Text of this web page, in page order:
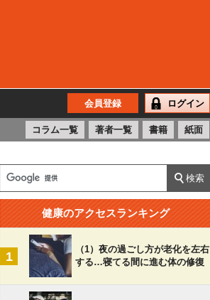
会員登録 ログイン
コラム一覧 著者一覧 書籍 紙面
健康のアクセスランキング
1
（1）夜の過ごし方が老化を左右
する…寝てる間に進む体の修復